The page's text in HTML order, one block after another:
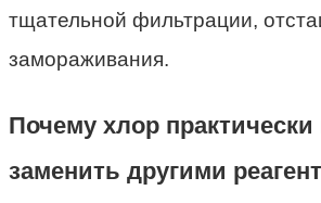
тщательной фильтрации,
замораживания.
Почему хлор
заменить другими